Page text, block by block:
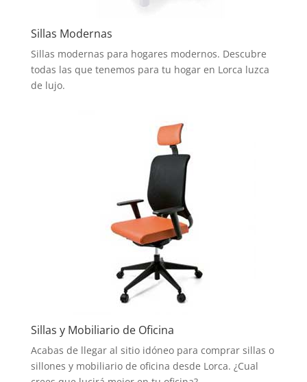
Sillas Modernas
Sillas modernas para hogares modernos. Descubre
todas las que tenemos para tu hogar en Lorca luzca
de lujo.
Sillas y Mobiliario de Oficina
Acabas de llegar al sitio idóneo para comprar sillas o
sillones y mobiliario de oficina desde Lorca. ¿Cual